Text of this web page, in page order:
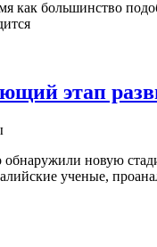
как большинство
этап
обнаружили новую
ученые,